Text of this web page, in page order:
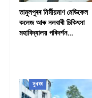
তামুলপুৰৰ নিৰ্মীয়মাণ মেডিকেল
কলেজ আৰু নলবাৰী চিকিৎসা
মহাবিদ্যালয় পৰিদৰ্শন…
সুখবৰ